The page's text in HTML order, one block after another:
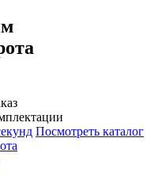
Посмотреть каталог